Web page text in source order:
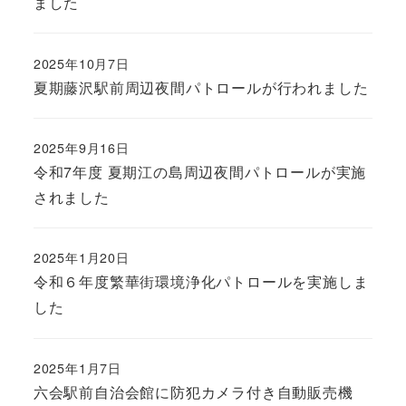
夏期藤沢駅前周辺夜間パトロールが行われました
2025年10月7日
令和7年度 夏期江の島周辺夜間パトロールが実施
されました
2025年9月16日
令和６年度繁華街環境浄化パトロールを実施しま
した
2025年1月20日
六会駅前自治会館に防犯カメラ付き自動販売機
2025年1月7日